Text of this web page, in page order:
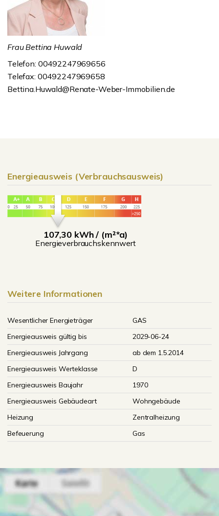
Frau Bettina Huwald
Telefon: 00492247969656
Telefax: 00492247969658
Bettina.Huwald@Renate-Weber-Immobilien.de
Energieausweis (Verbrauchsausweis)
107,30 kWh / (m²*a)
Energieverbrauchskennwert
Weitere Informationen
Wesentlicher Energieträger
GAS
Energieausweis gültig bis
2029-06-24
Energieausweis Jahrgang
ab dem 1.5.2014
Energieausweis Werteklasse
D
Energieausweis Baujahr
1970
Energieausweis Gebäudeart
Wohngebäude
Heizung
Zentralheizung
Befeuerung
Gas